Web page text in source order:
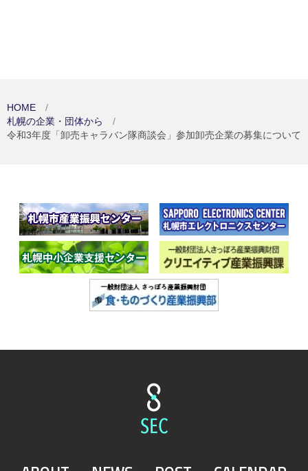
HOME
札幌の企業・団体から
令和3年度「卸売キャラバン隊商談会」参加卸売企業の募集について